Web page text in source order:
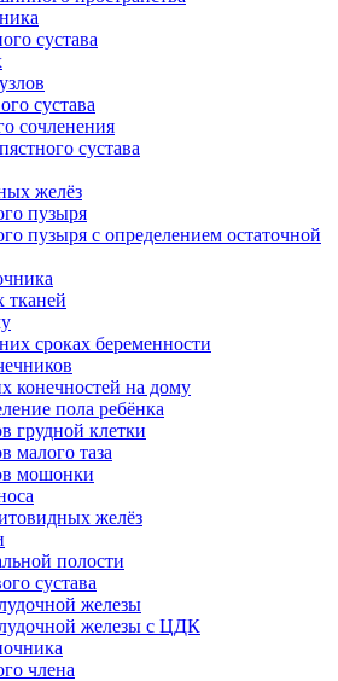
сустава
сустава
сочленения
сустава
желёз
пузыря
пузыря с определением остаточной
тканей
сроках беременности
конечностей на дому
пола ребёнка
грудной клетки
малого таза
мошонки
желёз
полости
сустава
железы
железы с ЦДК
члена